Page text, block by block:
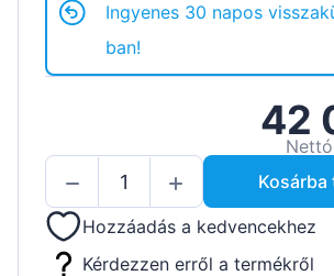
Ingyenes 30 napos
ban!
42
Kosárba
Hozzáadás a kedvencekhez
Kérdezzen erről a termékről